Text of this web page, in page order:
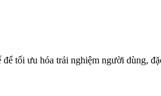
tối ưu hóa trải nghiệm người dùng,